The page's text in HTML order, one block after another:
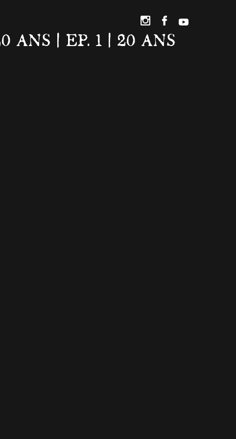
ANS | EP. 1 | 20 ANS